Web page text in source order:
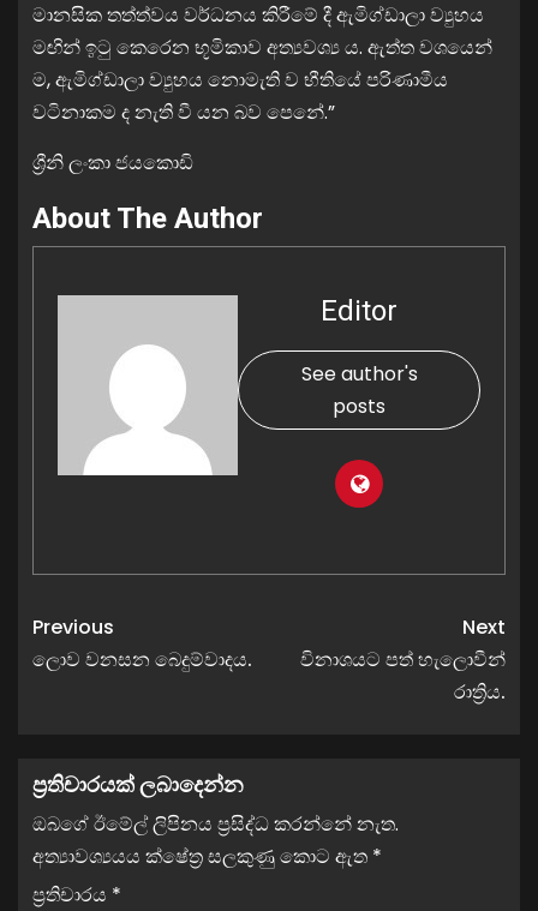
මානසික තත්ත්වය වර්ධනය කිරීමේ දී ඇමිග්ඩාලා ව්‍යුහය
මඟින් ඉටු කෙරෙන භූමිකාව අත්‍යවශ්‍ය ය. ඇත්ත වශයෙන්
ම, ඇමිග්ඩාලා ව්‍යුහය නොමැති ව භීතියේ පරිණාමීය
වටිනාකම ද නැති වී යන බව පෙනේ.”
ශ්‍රීනි ලංකා ජයකොඩි
About The Author
Editor
See author's
posts
Previous
ලොව වනසන බෙදුම්වාදය.
Next
විනාශයට පත් හැලොවීන්
රාත්‍රිය.
ප්‍රතිචාරයක් ලබාදෙන්න
ඔබගේ ඊමේල් ලිපිනය ප්‍රසිද්ධ කරන්නේ නැත.
අත්‍යාවශ්‍යයය ක්ෂේත්‍ර සලකුණු කොට ඇත *
ප්‍රතිචාරය *